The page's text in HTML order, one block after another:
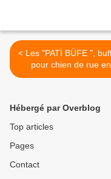
< Les "PATİ BÜFE ", buffets
pour chien de rue en
Turquie
Hébergé par Overblog
Top articles
Pages
Contact